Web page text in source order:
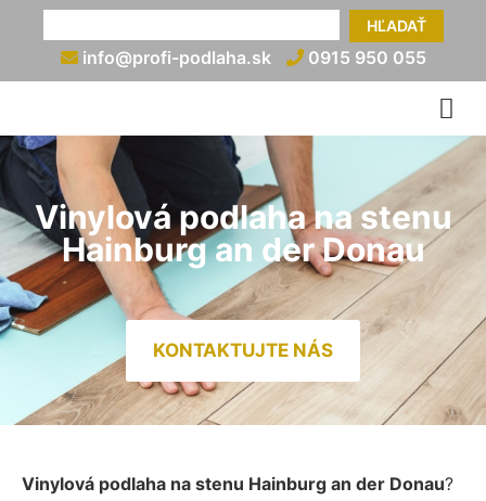
HĽADAŤ
info@profi-podlaha.sk 0915 950 055
Vinylová podlaha na stenu
Hainburg an der Donau
KONTAKTUJTE NÁS
Vinylová podlaha na stenu Hainburg an der Donau?